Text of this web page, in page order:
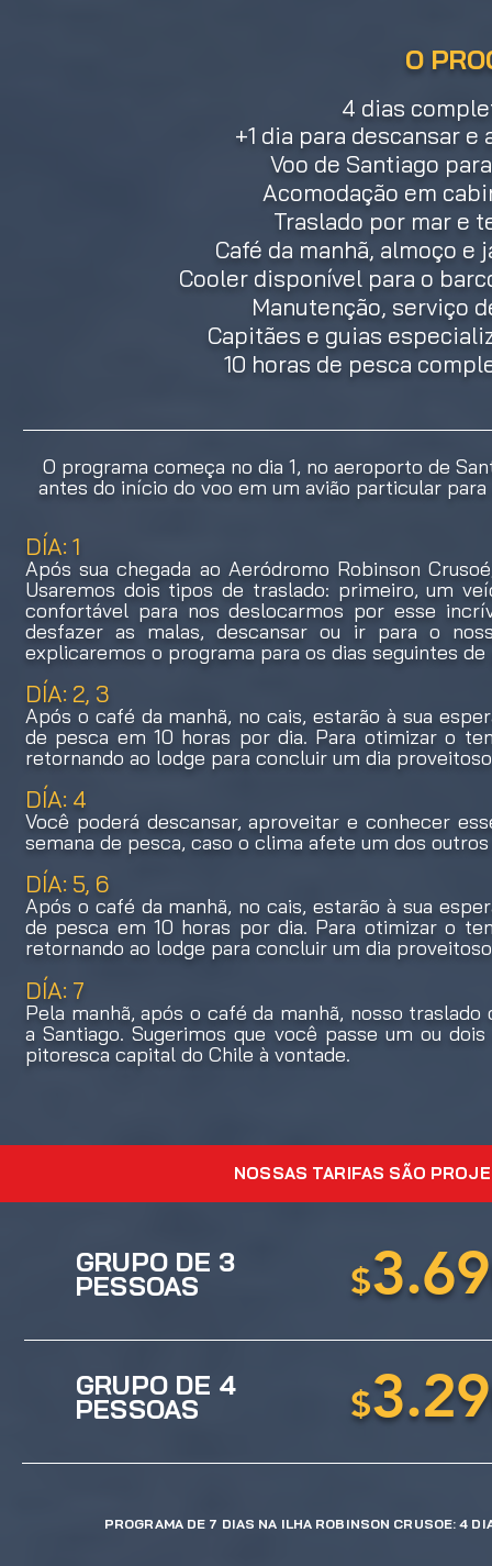
O
4 dias
+1 dia para descansar
Voo de Santiago
Acomodação em
Traslado por mar e
Café da manhã, almoço
Cooler disponível para o
Manutenção, serviço
Capitães e guias
10 horas de pesca
O programa começa no dia 1, no aeroporto de
antes do início do voo em um avião particular
DÍA: 1
Após sua chegada ao Aeródromo Robinson
Usaremos dois tipos de traslado: primeiro, um
confortável para nos deslocarmos por esse
desfazer as malas, descansar ou ir para o
explicaremos o programa para os dias seguintes de
DÍA: 2, 3
Após o café da manhã, no cais, estarão à sua
de pesca em 10 horas por dia. Para otimizar o
retornando ao lodge para concluir um dia
DÍA: 4
Você poderá descansar, aproveitar e conhecer
semana de pesca, caso o clima afete um dos
DÍA: 5, 6
Após o café da manhã, no cais, estarão à sua
de pesca em 10 horas por dia. Para otimizar o
retornando ao lodge para concluir um dia
DÍA: 7
Pela manhã, após o café da manhã, nosso
a Santiago. Sugerimos que você passe um ou
pitoresca capital do Chile à vontade.
NOSSAS TARIFAS SÃO
GRUPO DE 3
PESSOAS $
GRUPO DE 4
PESSOAS $
PROGRAMA DE 7 DIAS NA ILHA ROBINSON CRUSOE: 4